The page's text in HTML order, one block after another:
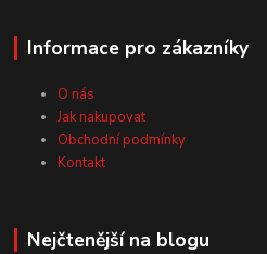
Informace pro zákazníky
O nás
Jak nakupovat
Obchodní podmínky
Kontakt
Nejčtenější na blogu